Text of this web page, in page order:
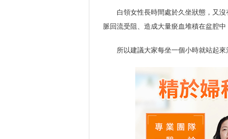
白領女性長時間處於久坐狀態，又
脈回流受阻、造成大量瘀血堆積在盆腔中
所以建議大家每坐一個小時就站起來